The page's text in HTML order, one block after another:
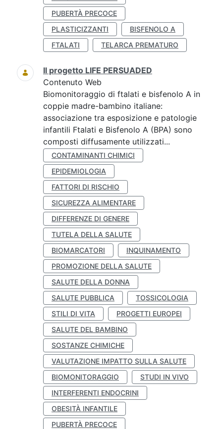
PUBERTÀ PRECOCE
PLASTICIZZANTI
BISFENOLO A
FTALATI
TELARCA PREMATURO
Il progetto LIFE PERSUADED
Contenuto Web
Biomonitoraggio di ftalati e bisfenolo A in
coppie madre-bambino italiane:
associazione tra esposizione e patologie
infantili Ftalati e Bisfenolo A (BPA) sono
composti diffusamente utilizzati...
CONTAMINANTI CHIMICI
EPIDEMIOLOGIA
FATTORI DI RISCHIO
SICUREZZA ALIMENTARE
DIFFERENZE DI GENERE
TUTELA DELLA SALUTE
BIOMARCATORI
INQUINAMENTO
PROMOZIONE DELLA SALUTE
SALUTE DELLA DONNA
SALUTE PUBBLICA
TOSSICOLOGIA
STILI DI VITA
PROGETTI EUROPEI
SALUTE DEL BAMBINO
SOSTANZE CHIMICHE
VALUTAZIONE IMPATTO SULLA SALUTE
BIOMONITORAGGIO
STUDI IN VIVO
INTERFERENTI ENDOCRINI
OBESITÀ INFANTILE
PUBERTÀ PRECOCE